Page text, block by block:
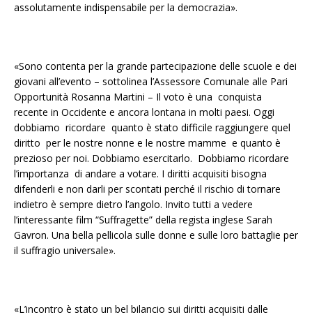
assolutamente indispensabile per la democrazia».
«Sono contenta per la grande partecipazione delle scuole e dei
giovani all’evento – sottolinea l’Assessore Comunale alle Pari
Opportunità Rosanna Martini – Il voto è una conquista
recente in Occidente e ancora lontana in molti paesi. Oggi
dobbiamo ricordare quanto è stato difficile raggiungere quel
diritto per le nostre nonne e le nostre mamme e quanto è
prezioso per noi. Dobbiamo esercitarlo. Dobbiamo ricordare
l’importanza di andare a votare. I diritti acquisiti bisogna
difenderli e non darli per scontati perché il rischio di tornare
indietro è sempre dietro l’angolo. Invito tutti a vedere
l’interessante film “Suffragette” della regista inglese Sarah
Gavron. Una bella pellicola sulle donne e sulle loro battaglie per
il suffragio universale».
«L’incontro è stato un bel bilancio sui diritti acquisiti dalle